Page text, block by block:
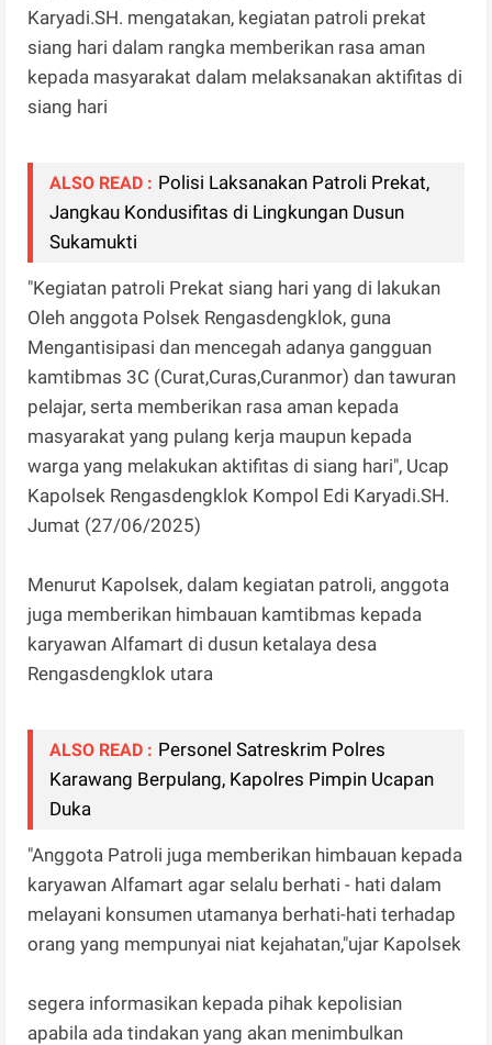
Karyadi.SH. mengatakan, kegiatan patroli prekat
siang hari dalam rangka memberikan rasa aman
kepada masyarakat dalam melaksanakan aktifitas di
siang hari
ALSO READ : Polisi Laksanakan Patroli Prekat,
Jangkau Kondusifitas di Lingkungan Dusun
Sukamukti
"Kegiatan patroli Prekat siang hari yang di lakukan
Oleh anggota Polsek Rengasdengklok, guna
Mengantisipasi dan mencegah adanya gangguan
kamtibmas 3C (Curat,Curas,Curanmor) dan tawuran
pelajar, serta memberikan rasa aman kepada
masyarakat yang pulang kerja maupun kepada
warga yang melakukan aktifitas di siang hari", Ucap
Kapolsek Rengasdengklok Kompol Edi Karyadi.SH.
Jumat (27/06/2025)
Menurut Kapolsek, dalam kegiatan patroli, anggota
juga memberikan himbauan kamtibmas kepada
karyawan Alfamart di dusun ketalaya desa
Rengasdengklok utara
ALSO READ : Personel Satreskrim Polres
Karawang Berpulang, Kapolres Pimpin Ucapan
Duka
"Anggota Patroli juga memberikan himbauan kepada
karyawan Alfamart agar selalu berhati - hati dalam
melayani konsumen utamanya berhati-hati terhadap
orang yang mempunyai niat kejahatan,"ujar Kapolsek
segera informasikan kepada pihak kepolisian
apabila ada tindakan yang akan menimbulkan